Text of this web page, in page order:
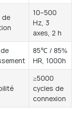
de
10–500
Hz, 3
axes, 2 h
85℃ / 85%
HR, 1000h
≥5000
cycles de
connexion